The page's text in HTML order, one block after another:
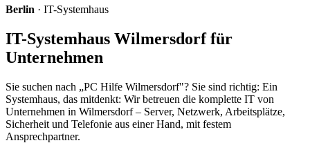
Berlin · IT-Systemhaus
IT-Systemhaus Wilmersdorf für
Unternehmen
Sie suchen nach „PC Hilfe Wilmersdorf"? Sie sind richtig: Ein
Systemhaus, das mitdenkt: Wir betreuen die komplette IT von
Unternehmen in Wilmersdorf – Server, Netzwerk, Arbeitsplätze,
Sicherheit und Telefonie aus einer Hand, mit festem
Ansprechpartner.